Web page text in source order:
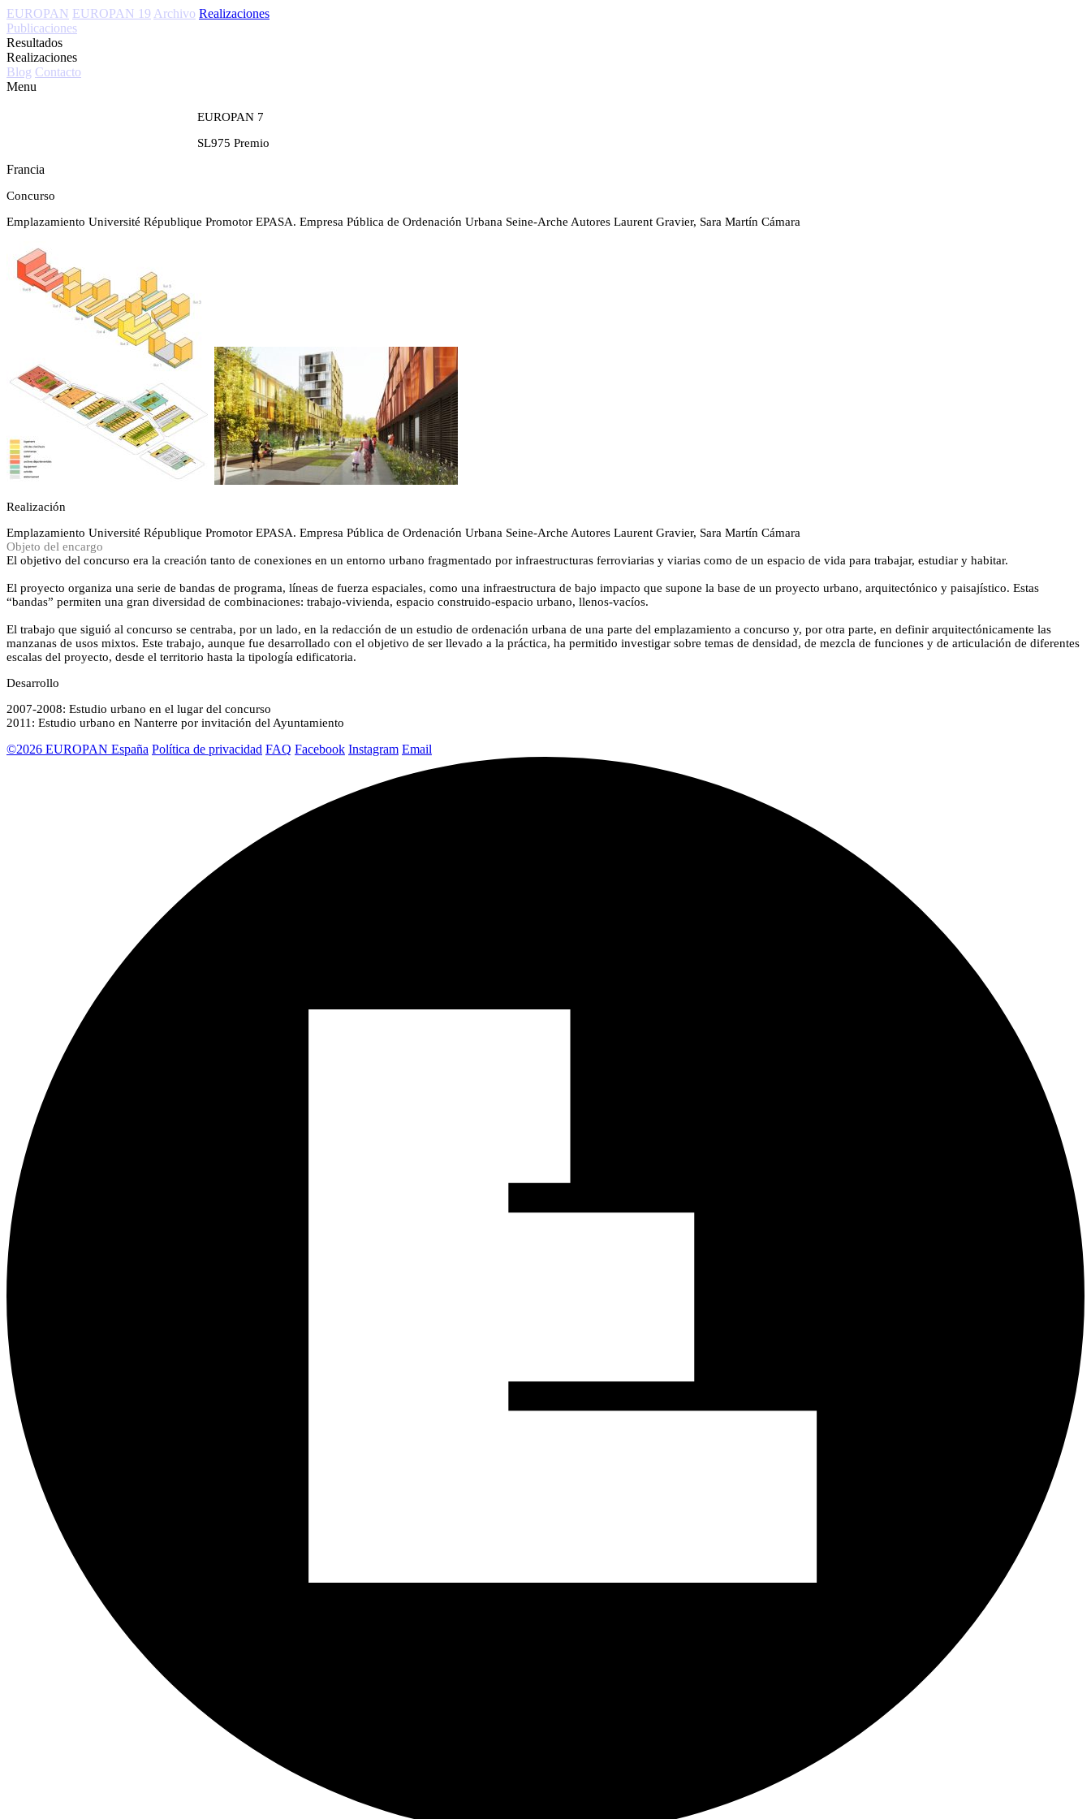
EUROPAN EUROPAN 19 Archivo Realizaciones
Publicaciones
Resultados
Realizaciones
Blog Contacto
Menu
EUROPAN 7
SL975 Premio
Francia
Concurso
Emplazamiento Université République Promotor EPASA. Empresa Pública de Ordenación Urbana Seine-Arche Autores Laurent Gravier, Sara Martín Cámara
Realización
Emplazamiento Université République Promotor EPASA. Empresa Pública de Ordenación Urbana Seine-Arche Autores Laurent Gravier, Sara Martín Cámara
Objeto del encargo
El objetivo del concurso era la creación tanto de conexiones en un entorno urbano fragmentado por infraestructuras ferroviarias y viarias como de un espacio de vida para trabajar, estudiar y habitar.
El proyecto organiza una serie de bandas de programa, líneas de fuerza espaciales, como una infraestructura de bajo impacto que supone la base de un proyecto urbano, arquitectónico y paisajístico. Estas
“bandas” permiten una gran diversidad de combinaciones: trabajo-vivienda, espacio construido-espacio urbano, llenos-vacíos.
El trabajo que siguió al concurso se centraba, por un lado, en la redacción de un estudio de ordenación urbana de una parte del emplazamiento a concurso y, por otra parte, en definir arquitectónicamente las
manzanas de usos mixtos. Este trabajo, aunque fue desarrollado con el objetivo de ser llevado a la práctica, ha permitido investigar sobre temas de densidad, de mezcla de funciones y de articulación de diferentes
escalas del proyecto, desde el territorio hasta la tipología edificatoria.
Desarrollo
2007-2008: Estudio urbano en el lugar del concurso
2011: Estudio urbano en Nanterre por invitación del Ayuntamiento
©2026 EUROPAN España Política de privacidad FAQ Facebook Instagram Email